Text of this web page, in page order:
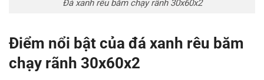
Đá xanh rêu băm chạy rãnh 30x60x2
Điểm nổi bật của đá xanh rêu băm
chạy rãnh 30x60x2